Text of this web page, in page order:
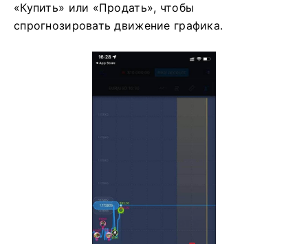
«Купить» или «Продать», чтобы
спрогнозировать движение графика.